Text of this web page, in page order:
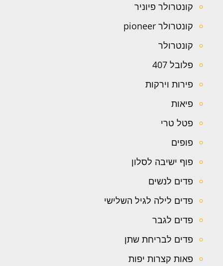
קונטרולר פיוניר
קונטרולר pioneer
קונטרולר
פלובל 407
פירות וירקות
פיאות
פטל טרי
פופים
פוף ישיבה לסלון
פדים לנשים
פדים לילה לגיל השלישי
פדים לגבר
פדים לבריחת שתן
פאות קצרות יפות